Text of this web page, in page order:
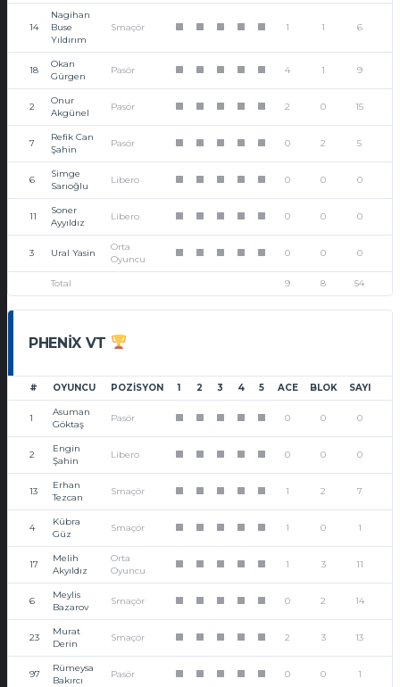
14
Nagihan
Buse
Yıldırım
Smaçör 1 1 6
18
Okan
Gürgen
Pasör 4 1 9
2
Onur
Akgünel
Pasör 2 0 15
7
Refik Can
Şahin
Pasör 0 2 5
6
Simge
Sarıoğlu
Libero 0 0 0
11
Soner
Ayyıldız
Libero 0 0 0
3 Ural Yasin
Orta
Oyuncu
0 0 0
Total 9 8 54
PHENIX VT
# OYUNCU POZISYON 1 2 3 4 5 ACE BLOK SAYI
1
Asuman
Göktaş
Pasör 0 0 0
2
Engin
Şahin
Libero 0 0 0
13
Erhan
Tezcan
Smaçör 1 2 7
4
Kübra
Güz
Smaçör 1 0 1
17
Melih
Akyıldız
Orta
Oyuncu
1 3 11
6
Meylis
Bazarov
Smaçör 0 2 14
23
Murat
Derin
Smaçör 2 3 13
97
Rümeysa
Bakırcı
Pasör 0 0 1